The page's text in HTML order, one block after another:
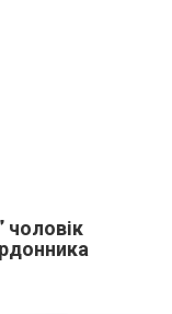
чоловік